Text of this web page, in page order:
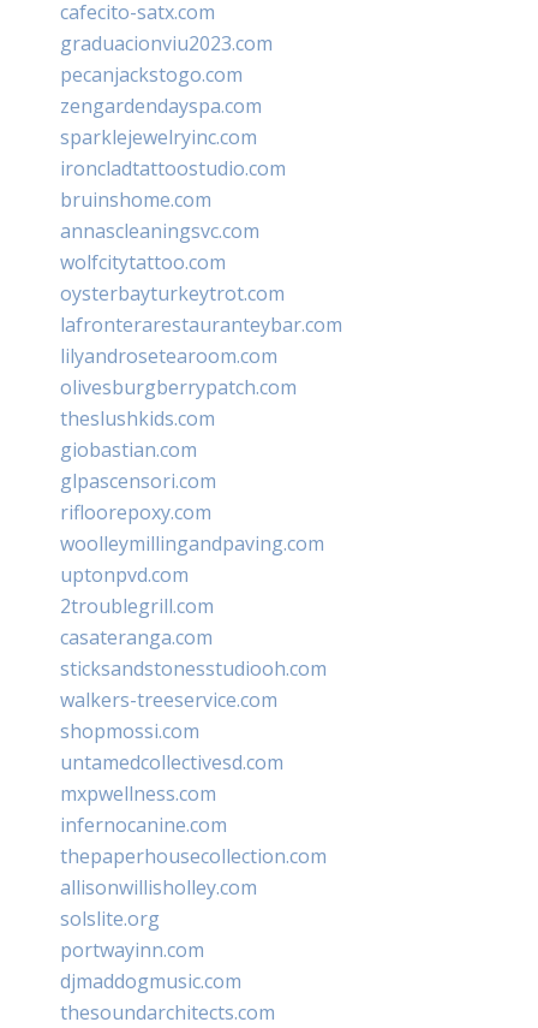
cafecito-satx.com
graduacionviu2023.com
pecanjackstogo.com
zengardendayspa.com
sparklejewelryinc.com
ironcladtattoostudio.com
bruinshome.com
annascleaningsvc.com
wolfcitytattoo.com
oysterbayturkeytrot.com
lafronterarestauranteybar.com
lilyandrosetearoom.com
olivesburgberrypatch.com
theslushkids.com
giobastian.com
glpascensori.com
rifloorepoxy.com
woolleymillingandpaving.com
uptonpvd.com
2troublegrill.com
casateranga.com
sticksandstonesstudiooh.com
walkers-treeservice.com
shopmossi.com
untamedcollectivesd.com
mxpwellness.com
infernocanine.com
thepaperhousecollection.com
allisonwillisholley.com
solslite.org
portwayinn.com
djmaddogmusic.com
thesoundarchitects.com